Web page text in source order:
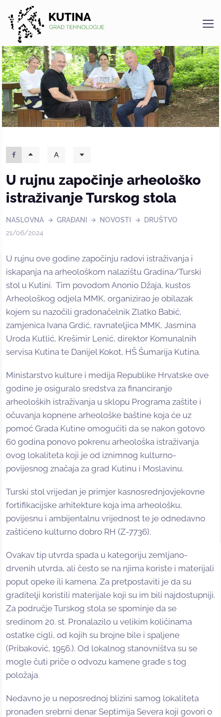
Kutina
U rujnu započinje arheološko
istraživanje Turskog stola
NASLOVNA GRAĐANI NOVOSTI
DRUŠTVO
21/06/2024
U rujnu ove godine započinju radovi istraživanja i
iskapanja na arheološkom nalazištu Gradina/Turski
stol u Kutini. Tim povodom Anonio Džaja, kustos
Arheološkog odjela MMK, organizirao je obilazak
kojem su nazočili gradonačelnik Zlatko Babić,
zamjenica Ivana Grdić, ravnateljica MMK, Jasmina
Uroda Kutlić, Krešimir Lenić, direktor Komunalnih
servisa Kutina te Danijel Kokot, HŠ Šumarija Kutina.
Ministarstvo kulture i medija Republike Hrvatske ove
godine je osiguralo sredstva za financiranje
arheoloških istraživanja u sklopu Programa zaštite i
očuvanja kopnene arheološke baštine koja će uz
pomoć Grada Kutine omogućiti da se nakon gotovo
60 godina ponovo pokrenu arheološka istraživanja
ovog lokaliteta koji je od iznimnog kulturno-
povijesnog značaja za grad Kutinu i Moslavinu.
Turski stol vrijedan je primjer kasnosrednjovjekovne
fortifikacijske arhitekture koja ima arheološku,
povijesnu i ambijentalnu vrijednost te je odnedavno
zaštićeno kulturno dobro RH (Z-7736).
Ovakav tip utvrda spada u kategoriju zemljano-
drvenih utvrda, ali često se na njima koriste i materijali
poput opeke ili kamena. Za pretpostaviti je da su
graditelji koristili materijale koji su im bili najdostupniji.
Za područje Turskog stola se spominje da se
sredinom 20. st. Pronalazilo u velikim količinama
ostatke cigli, od kojih su brojne bile i spaljene
(Pribaković, 1956.). Od lokalnog stanovništva su se
mogle čuti priče o odvozu kamene građe s tog
položaja.
Nedavno je u neposrednoj blizini samog lokaliteta
pronađen srebrni denar Septimija Severa koji govori o